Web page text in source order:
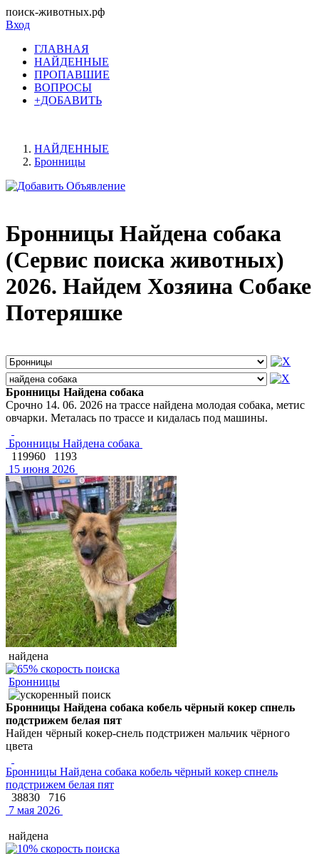
поиск-животных.рф
Вход
ГЛАВНАЯ
НАЙДЕННЫЕ
ПРОПАВШИЕ
ВОПРОСЫ
+ДОБАВИТЬ
НАЙДЕННЫЕ
Бронницы
Бронницы Найдена собака
(Сервис поиска животных)
2026. Найдем Хозяина Собаке
Потеряшке
Бронницы Найдена собака
Срочно 14. 06. 2026 на трассе найдена молодая собака, метис
овчарки. Металась по трассе и кидалась под машины.
Бронницы Найдена собака
119960
1193
15 июня 2026
найдена
Бронницы
Бронницы Найдена собака кобель чёрный кокер спнель
подстрижем белая пят
Найден чёрный кокер-снель подстрижен мальчик чёрного
цвета
Бронницы Найдена собака кобель чёрный кокер спнель
подстрижем белая пят
38830
716
7 мая 2026
найдена